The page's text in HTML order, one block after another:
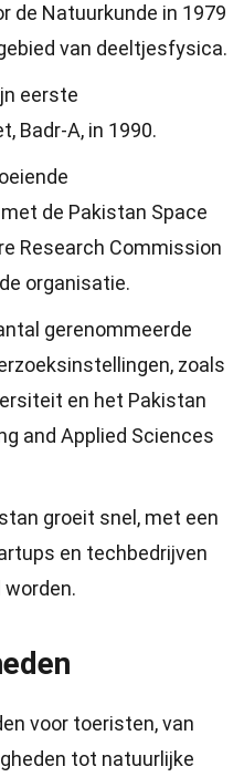
de Natuurkunde in 1979
van deeltjesfysica.
eerste
Badr-A, in 1990.
de Pakistan Space
Research Commission
organisatie.
gerenommeerde
zoals
en het Pakistan
and Applied Sciences
groeit snel, met een
en techbedrijven
worden.
voor toeristen, van
tot natuurlijke